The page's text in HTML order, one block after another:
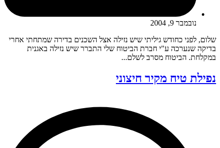
נובמבר 9, 2004
שלום, לפני כחודש גיליתי שיש נזילה אצל השכנים בדירה שמתחתי אחרי
בדיקה שנערכה ע"י חברת הביטוח שלי התברר שיש נזילה באגנית
במקלחת. הביטוח מסרב לשלם...
נפילת טיח מקיר חיצוני